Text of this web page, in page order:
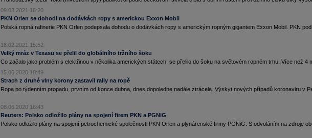
09.03.2021 16:20
PKN Orlen se dohodl na dodávkách ropy s americkou Exxon Mobil
Polská ropná rafinerie PKN Orlen podepsala dohodu o dodávkách ropy s americkým ropným gigantem Exxon Mobil. PKN
18.02.2021 15:52
Velký mráz v Texasu se přelil do globálního tržního šoku
Co začalo jako problém s elektřinou v několika amerických státech, se přelilo do šoku na světovém ropném trhu. Více než 4
15.06.2020 10:49
Strach z druhé vlny korony zastavil rally na ropě
Ropa po týdenním propadu, prvním od konce dubna, dnes dopoledne nadále ztrácela. Výskyt nových případů koronaviru v
08.06.2020 16:43
Reuters: Polsko odložilo plány na spojení firem PKN a PGNiG
Polsko odložilo plány na spojení petrochemické společnosti PKN Orlen a plynárenské firmy PGNiG. S odvoláním na zdroje